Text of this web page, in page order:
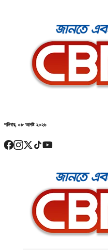
শনিবার, ০৮ আগষ্ট ২০২৬